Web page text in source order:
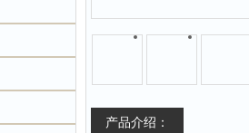
产品介绍：